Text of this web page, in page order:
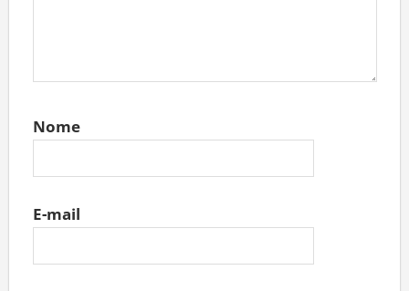
Nome
E-mail